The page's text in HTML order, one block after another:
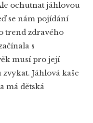
ochutnat jáhlovou
se nám pojídání
trend zdravého
s
musí pro její
Jáhlová kaše
má dětská